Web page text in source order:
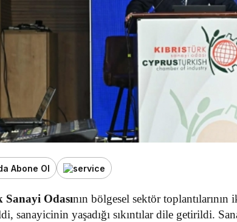
Abone Ol
Sanayi Odasının bölgesel sektör
sanayicinin yaşadığı sıkıntılar dile getirildi.